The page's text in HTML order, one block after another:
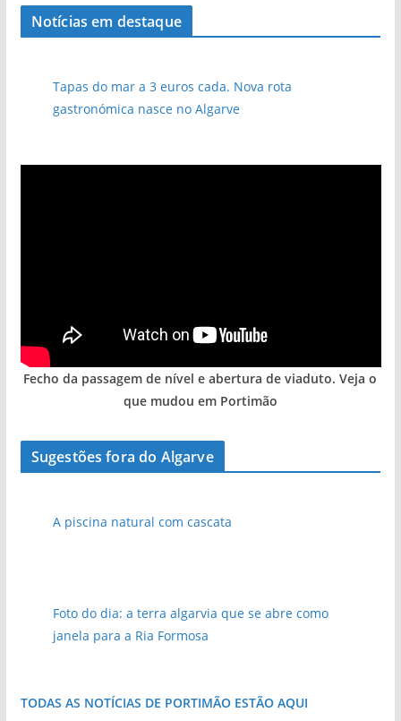
pub
Notícias em destaque
Tapas do mar a 3 euros cada. Nova rota
gastronómica nasce no Algarve
Fecho da passagem de nível e abertura de viaduto. Veja o
que mudou em Portimão
Sugestões fora do Algarve
A piscina natural com cascata
Foto do dia: a terra algarvia que se abre como
janela para a Ria Formosa
TODAS AS NOTÍCIAS DE PORTIMÃO ESTÃO AQUI